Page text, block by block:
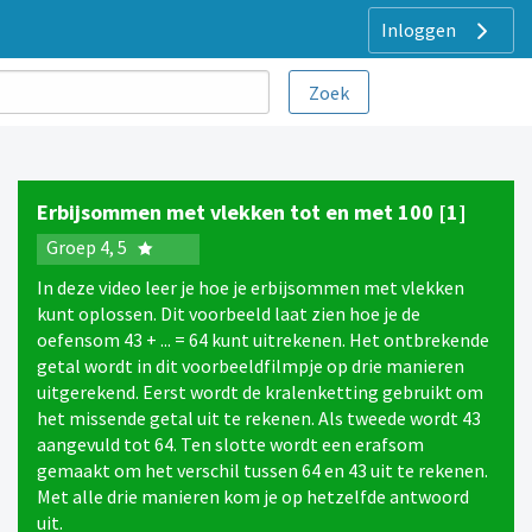
Inloggen
Erbijsommen met vlekken tot en met 100 [1]
Groep 4, 5
In deze video leer je hoe je erbijsommen met vlekken
kunt oplossen. Dit voorbeeld laat zien hoe je de
oefensom 43 + ... = 64 kunt uitrekenen. Het ontbrekende
getal wordt in dit voorbeeldfilmpje op drie manieren
uitgerekend. Eerst wordt de kralenketting gebruikt om
het missende getal uit te rekenen. Als tweede wordt 43
aangevuld tot 64. Ten slotte wordt een erafsom
gemaakt om het verschil tussen 64 en 43 uit te rekenen.
Met alle drie manieren kom je op hetzelfde antwoord
uit.